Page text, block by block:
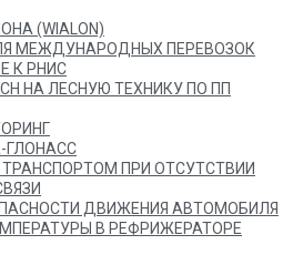
(WIALON)
МЕЖДУНАРОДНЫХ ПЕРЕВОЗОК
К РНИС
НА ЛЕСНУЮ ТЕХНИКУ ПО ПП
ГЛОНАСС
ПРИ ОТСУТСТВИИ
ДВИЖЕНИЯ АВТОМОБИЛЯ
В РЕФРИЖЕРАТОРЕ